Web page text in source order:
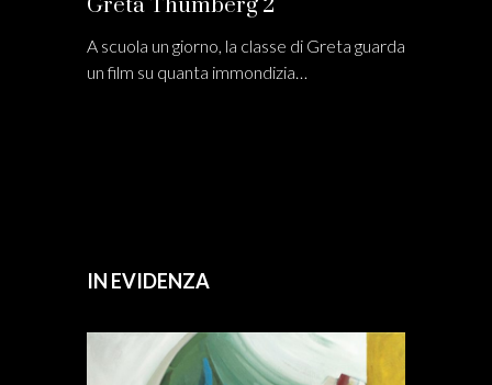
Greta Thumberg 2
A scuola un giorno, la classe di Greta guarda
un film su quanta immondizia…
IN EVIDENZA